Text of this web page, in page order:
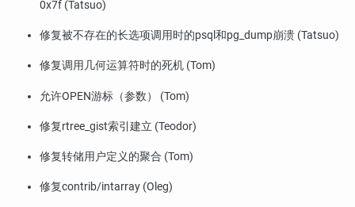
0x7f (Tatsuo)
修复被不存在的长选项调用时的psql和pg_dump崩溃 (Tatsuo)
修复调用几何运算符时的死机 (Tom)
允许OPEN游标（参数） (Tom)
修复rtree_gist索引建立 (Teodor)
修复转储用户定义的聚合 (Tom)
修复contrib/intarray (Oleg)